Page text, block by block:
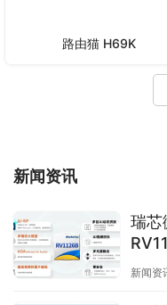
路由猫 H69K
新闻资讯
瑞芯
终端
新闻资